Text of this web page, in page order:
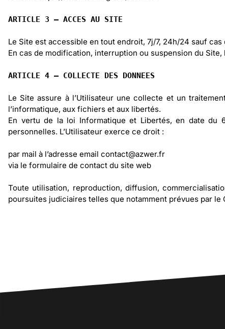
ARTICLE 3 – ACCES AU SITE
Le Site est accessible en tout endroit, 7j/7, 24h/24 sauf
En cas de modification, interruption ou suspension du
ARTICLE 4 – COLLECTE DES DONNEES
Le Site assure à l’Utilisateur une collecte et un
l’informatique, aux fichiers et aux libertés.
En vertu de la loi Informatique et Libertés, en date du
personnelles. L’Utilisateur exerce ce droit :
par mail à l’adresse email contact@azwer.fr
via le formulaire de contact du site web
Toute utilisation, reproduction, diffusion,
poursuites judiciaires telles que notamment prévues par